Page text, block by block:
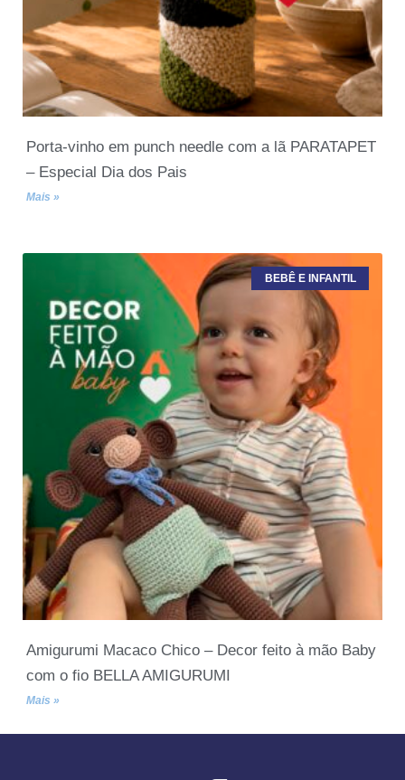
Porta-vinho em punch needle com a lã PARATAPET
– Especial Dia dos Pais
Mais »
BEBÊ E INFANTIL
Amigurumi Macaco Chico – Decor feito à mão Baby
com o fio BELLA AMIGURUMI
Mais »